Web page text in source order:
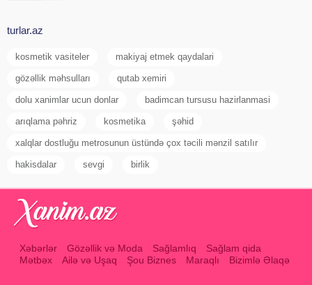
turlar.az
kosmetik vasiteler makiyaj etmek qaydalari
gözəllik məhsulları qutab xemiri
dolu xanimlar ucun donlar badimcan tursusu hazirlanmasi
arıqlama pəhriz kosmetika şəhid
xalqlar dostluğu metrosunun üstündə çox təcili mənzil satılır
hakisdalar sevgi birlik
Xəbərlər Gözəllik və Moda Sağlamlıq
Sağlam qida
Mətbəx
Ailə və Uşaq Şou Biznes Maraqlı Bizimlə Əlaqə